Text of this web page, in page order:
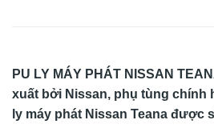
PU LY MÁY PHÁT NISSAN
xuất bởi Nissan, phụ tùng chính
ly máy phát Nissan Teana được